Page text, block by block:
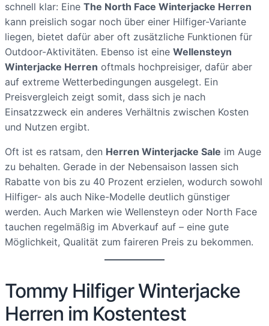
schnell klar: Eine The North Face Winterjacke Herren
kann preislich sogar noch über einer Hilfiger-Variante
liegen, bietet dafür aber oft zusätzliche Funktionen für
Outdoor-Aktivitäten. Ebenso ist eine Wellensteyn
Winterjacke Herren oftmals hochpreisiger, dafür aber
auf extreme Wetterbedingungen ausgelegt. Ein
Preisvergleich zeigt somit, dass sich je nach
Einsatzzweck ein anderes Verhältnis zwischen Kosten
und Nutzen ergibt.
Oft ist es ratsam, den Herren Winterjacke Sale im Auge
zu behalten. Gerade in der Nebensaison lassen sich
Rabatte von bis zu 40 Prozent erzielen, wodurch sowohl
Hilfiger- als auch Nike-Modelle deutlich günstiger
werden. Auch Marken wie Wellensteyn oder North Face
tauchen regelmäßig im Abverkauf auf – eine gute
Möglichkeit, Qualität zum faireren Preis zu bekommen.
Tommy Hilfiger Winterjacke
Herren im Kostentest